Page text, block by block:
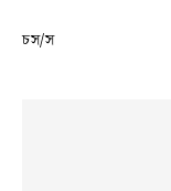
চস/স